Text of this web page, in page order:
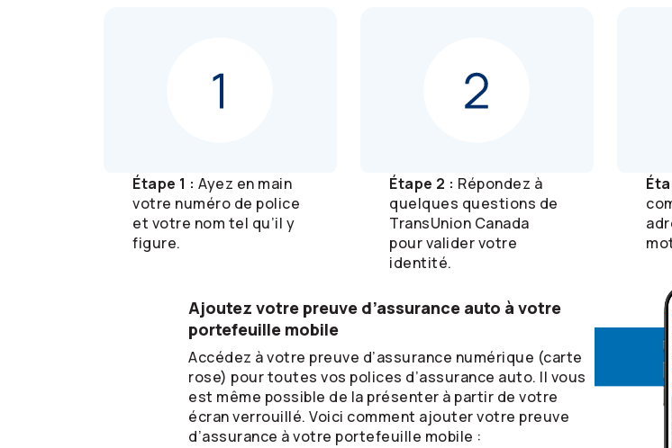
Étape 1 : Ayez en main
votre numéro de police
et votre nom tel qu’il y
figure.
Étape 2 : Répondez à
quelques questions de
TransUnion Canada
pour valider votre
identité.
Ajoutez votre preuve d’assurance auto à votre
portefeuille mobile
Accédez à votre preuve d’assurance numérique (carte
rose) pour toutes vos polices d’assurance auto. Il vous
est même possible de la présenter à partir de votre
écran verrouillé. Voici comment ajouter votre preuve
d’assurance à votre portefeuille mobile :